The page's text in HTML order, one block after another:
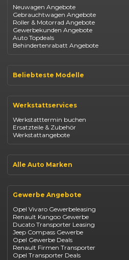
Neuwagen Angebote
Gebrauchtwagen Angebote
Roller & Motorrad Angebote
Gewerbekunden Angebote
Auto Topdeals
Behindertenrabatt Angebote
Beliebteste Modelle
Opel Corsa
Fiat 500
Dacia Duster
Dacia Sandero
Jeep Compass
Suzuki Vitara
Suzuki Swift
Mazda CX-30
Werkstattservices
Werkstatttermin buchen
Ersatzteile & Zubehör
Werkstattangebote
Alle Auto Marken
Opel
Fiat
Jeep
Suzuki
BYD
Kia
Mazda
Citroën
Abarth
Gewerbe Angebote
Opel Vivaro Gewerbeleasing
Renault Kangoo Gewerbe
Ducato Transporter Leasing
Jeep Compass Gewerbe
Opel Gewerbe Deals
Renault Firmen Transporter
Opel Transporter Deals